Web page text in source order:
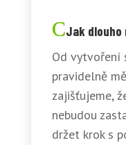
Jak dlouho
Od vytvoření
pravidelně
zajišťujeme,
nebudou
držet krok s